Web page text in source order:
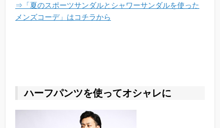
⇒「夏のスポーツサンダルとシャワーサンダルを使った
メンズコーデ」はコチラから
ハーフパンツを使ってオシャレに